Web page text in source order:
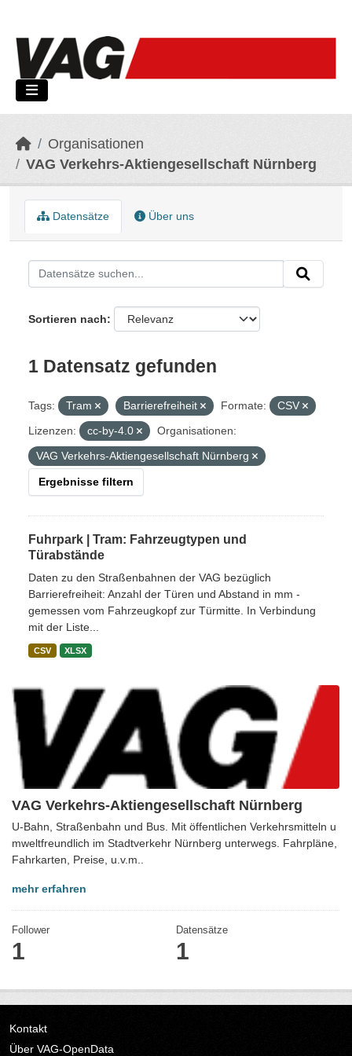
Organisationen
VAG Verkehrs-Aktiengesellschaft Nürnberg
VAG Verkehrs-Aktiengesellschaft Nürnberg
U-Bahn, Straßenbahn und Bus. Mit öffentlichen Verkehrsmitteln u
mweltfreundlich im Stadtverkehr Nürnberg unterwegs. Fahrpläne,
Fahrkarten, Preise, u.v.m..
mehr erfahren
Follower
1
Datensätze
1
Datensätze Über uns
Sortieren nach
1 Datensatz gefunden
Tags: Tram Barrierefreiheit Formate:
CSV
Lizenzen:
cc-by-4.0
Organisationen:
VAG Verkehrs-Aktiengesellschaft Nürnberg
Ergebnisse filtern
Fuhrpark | Tram: Fahrzeugtypen und
Türabstände
Daten zu den Straßenbahnen der VAG bezüglich
Barrierefreiheit: Anzahl der Türen und Abstand in mm -
gemessen vom Fahrzeugkopf zur Türmitte. In Verbindung
mit der Liste...
CSV XLSX
Kontakt
Über VAG-OpenData